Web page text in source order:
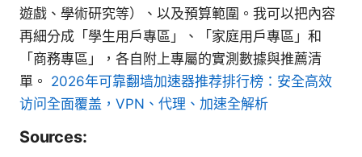
遊戲、學術研究等）、以及預算範圍。我可以把內容
再細分成「學生用戶專區」、「家庭用戶專區」和
「商務專區」，各自附上專屬的實測數據與推薦清
單。 2026年可靠翻墙加速器推荐排行榜：安全高效
访问全面覆盖，VPN、代理、加速全解析
Sources: